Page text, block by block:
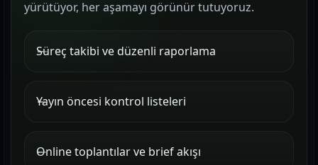
yürütüyor, her aşamayı görünür tutuyoruz.
Süreç takibi ve düzenli raporlama
Yayın öncesi kontrol listeleri
Online toplantılar ve brief akışı